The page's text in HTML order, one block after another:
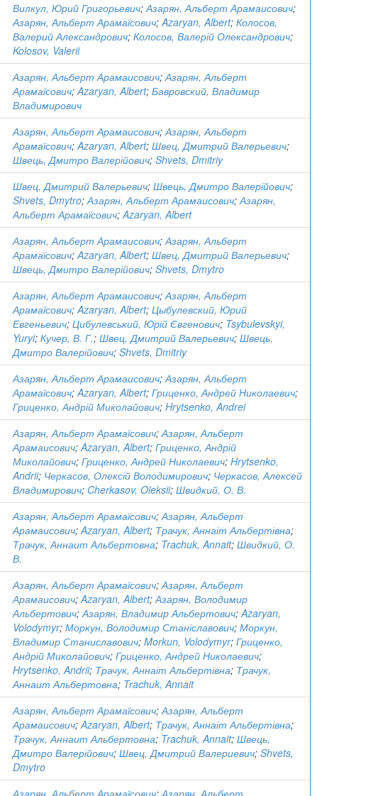
Вилкул, Юрий Григорьевич;Азарян, Альберт Арамаисович;
Азарян, Альберт Арамаїсович;Azaryan, Albert; Колосов,
Валерий Александрович; Колосов, Валерій Олександрович;
Kolosov, Valerii
Азарян, Альберт Арамаисович;Азарян, Альберт
Арамаїсович;Azaryan, Albert; Бавровский, Владимир
Владимирович
Азарян, Альберт Арамаисович;Азарян, Альберт
Арамаїсович;Azaryan, Albert; Швец, Дмитрий Валерьевич;
Швець, Дмитро Валерійович; Shvets, Dmitriy
Швец, Дмитрий Валерьевич; Швець, Дмитро Валерійович;
Shvets, Dmytro;Азарян, Альберт Арамаисович;Азарян,
Альберт Арамаїсович;Azaryan, Albert
Азарян, Альберт Арамаисович;Азарян, Альберт
Арамаїсович;Azaryan, Albert; Швец, Дмитрий Валерьевич;
Швець, Дмитро Валерійович; Shvets, Dmytro
Азарян, Альберт Арамаисович;Азарян, Альберт
Арамаїсович;Azaryan, Albert; Цыбулевский, Юрий
Евгеньевич; Цибулевський, Юрій Євгенович; Tsybulevskyi,
Yuryi; Кучер, В. Г.; Швец, Дмитрий Валерьевич; Швець,
Дмитро Валерійович; Shvets, Dmitriy
Азарян, Альберт Арамаисович;Азарян, Альберт
Арамаїсович;Azaryan, Albert; Гриценко, Андрей Николаевич;
Гриценко, Андрій Миколайович; Hrytsenko, Andrei
Азарян, Альберт Арамаїсович;Азарян, Альберт
Арамаисович;Azaryan, Albert; Гриценко, Андрій
Миколайович; Гриценко, Андрей Николаевич; Hrytsenko,
Andrii; Черкасов, Олексій Володимирович; Черкасов, Алексей
Владимирович; Cherkasov, Oleksii; Швидкий, О. В.
Азарян, Альберт Арамаїсович;Азарян, Альберт
Арамаисович;Azaryan, Albert; Трачук, Аннаіт Альбертівна;
Трачук, Аннаит Альбертовна; Trachuk, Annait; Швидкий, О.
В.
Азарян, Альберт Арамаїсович;Азарян, Альберт
Арамаисович;Azaryan, Albert;Азарян, Володимир
Альбертович;Азарян, Владимир Альбертович;Azaryan,
Volodymyr; Моркун, Володимир Станіславович; Моркун,
Владимир Станиславович; Morkun, Volodymyr; Гриценко,
Андрій Миколайович; Гриценко, Андрей Николаевич;
Hrytsenko, Andrii; Трачук, Аннаіт Альбертівна; Трачук,
Аннаит Альбертовна; Trachuk, Annait
Азарян, Альберт Арамаїсович;Азарян, Альберт
Арамаисович;Azaryan, Albert; Трачук, Аннаіт Альбертівна;
Трачук, Аннаит Альбертовна; Trachuk, Annait; Швець,
Дмитро Валерійович; Швец, Дмитрий Валериевич; Shvets,
Dmytro
Азарян, Альберт Арамаїсович; Азарян, Альберт